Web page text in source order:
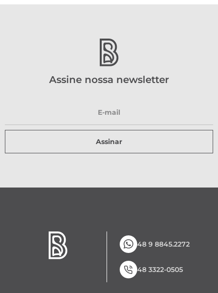
Assine nossa newsletter
Assinar
48 9 8845.2272
48 3322-0505